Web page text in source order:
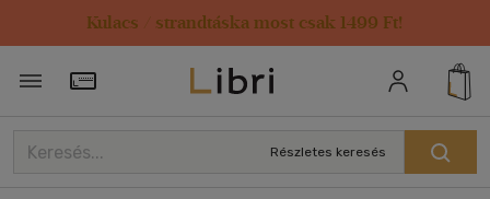
Kulacs / strandtáska most csak 1499 Ft!
Törzsvásárlói Kártya adatai
Részletes keresés